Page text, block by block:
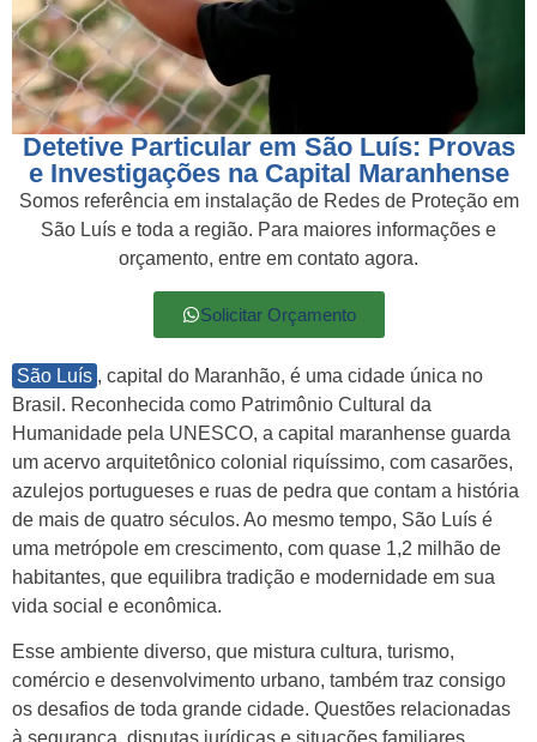
Detetive Particular em São Luís: Provas
e Investigações na Capital Maranhense
Somos referência em instalação de Redes de Proteção em
São Luís e toda a região. Para maiores informações e
orçamento, entre em contato agora.
Solicitar Orçamento
São Luís , capital do Maranhão, é uma cidade única no
Brasil. Reconhecida como Patrimônio Cultural da
Humanidade pela UNESCO, a capital maranhense guarda
um acervo arquitetônico colonial riquíssimo, com casarões,
azulejos portugueses e ruas de pedra que contam a história
de mais de quatro séculos. Ao mesmo tempo, São Luís é
uma metrópole em crescimento, com quase 1,2 milhão de
habitantes, que equilibra tradição e modernidade em sua
vida social e econômica.
Esse ambiente diverso, que mistura cultura, turismo,
comércio e desenvolvimento urbano, também traz consigo
os desafios de toda grande cidade. Questões relacionadas
à segurança, disputas jurídicas e situações familiares